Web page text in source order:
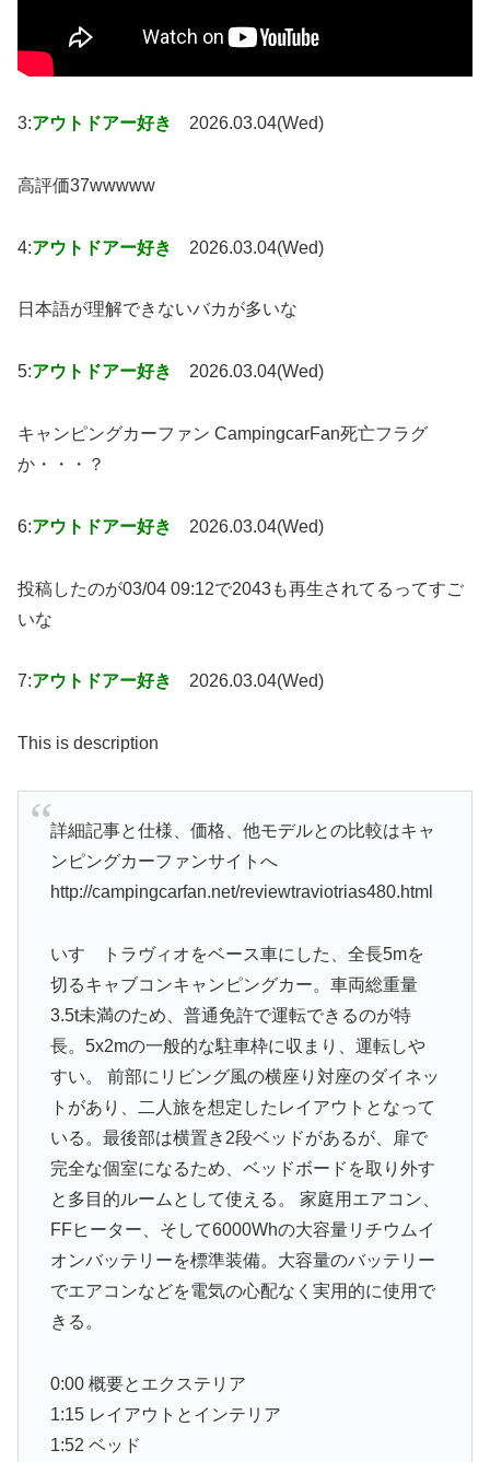
3:アウトドアー好き 2026.03.04(Wed)
高評価37wwwww
4:アウトドアー好き 2026.03.04(Wed)
日本語が理解できないバカが多いな
5:アウトドアー好き 2026.03.04(Wed)
キャンピングカーファン CampingcarFan死亡フラグ
か・・・？
6:アウトドアー好き 2026.03.04(Wed)
投稿したのが03/04 09:12で2043も再生されてるってすご
いな
7:アウトドアー好き 2026.03.04(Wed)
This is description
詳細記事と仕様、価格、他モデルとの比較はキャ
ンピングカーファンサイトへ
http://campingcarfan.net/reviewtraviotrias480.html
いすゞトラヴィオをベース車にした、全長5mを
切るキャブコンキャンピングカー。車両総重量
3.5t未満のため、普通免許で運転できるのが特
長。5x2mの一般的な駐車枠に収まり、運転しや
すい。 前部にリビング風の横座り対座のダイネッ
トがあり、二人旅を想定したレイアウトとなって
いる。最後部は横置き2段ベッドがあるが、扉で
完全な個室になるため、ベッドボードを取り外す
と多目的ルームとして使える。 家庭用エアコン、
FFヒーター、そして6000Whの大容量リチウムイ
オンバッテリーを標準装備。大容量のバッテリー
でエアコンなどを電気の心配なく実用的に使用で
きる。
0:00 概要とエクステリア
1:15 レイアウトとインテリア
1:52 ベッド